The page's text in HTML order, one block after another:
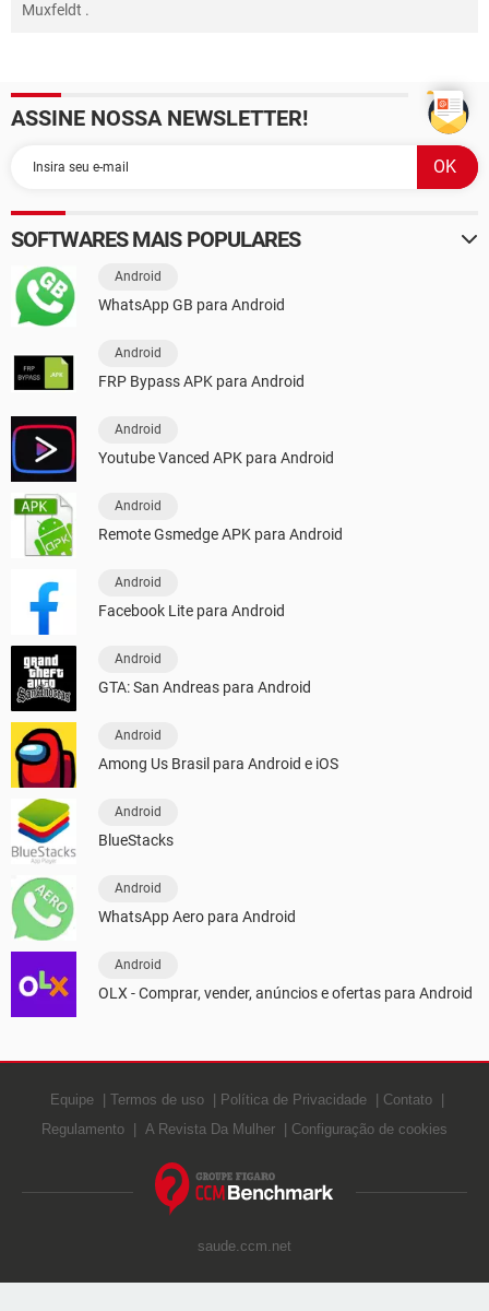
Muxfeldt .
ASSINE NOSSA NEWSLETTER!
SOFTWARES MAIS POPULARES
Android
WhatsApp GB para Android
Android
FRP Bypass APK para Android
Android
Youtube Vanced APK para Android
Android
Remote Gsmedge APK para Android
Android
Facebook Lite para Android
Android
GTA: San Andreas para Android
Android
Among Us Brasil para Android e iOS
Android
BlueStacks
Android
WhatsApp Aero para Android
Android
OLX - Comprar, vender, anúncios e ofertas para Android
Equipe Termos de uso Política de Privacidade
Contato
Regulamento
A Revista Da Mulher Configuração de cookies
saude.ccm.net